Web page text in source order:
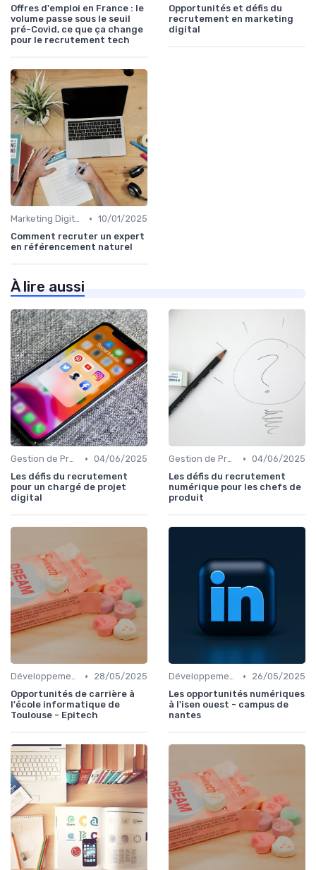
Offres d'emploi en France : le
volume passe sous le seuil
pré-Covid, ce que ça change
pour le recrutement tech
Opportunités et défis du
recrutement en marketing
digital
Marketing Digital et SEO • 10/01/2025
Comment recruter un expert
en référencement naturel
À lire aussi
Gestion de Projet et Product Management • 04/06/2025
Les défis du recrutement
pour un chargé de projet
digital
Gestion de Projet et Product Management • 04/06/2025
Les défis du recrutement
numérique pour les chefs de
produit
Développement Web et Mobile •
28/05/2025
Opportunités de carrière à
l'école informatique de
Toulouse - Epitech
Développement Web et Mobile •
26/05/2025
Les opportunités numériques
à l'isen ouest - campus de
nantes